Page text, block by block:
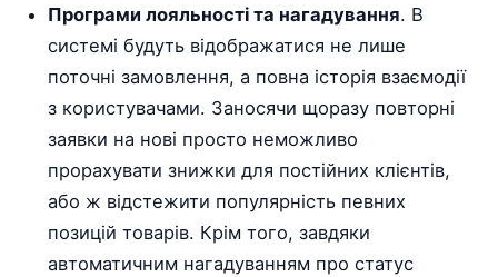
Програми лояльності та нагадування. В
системі будуть відображатися не лише
поточні замовлення, а повна історія взаємодії
з користувачами. Заносячи щоразу повторні
заявки на нові просто неможливо
прорахувати знижки для постійних клієнтів,
або ж відстежити популярність певних
позицій товарів. Крім того, завдяки
автоматичним нагадуванням про статус